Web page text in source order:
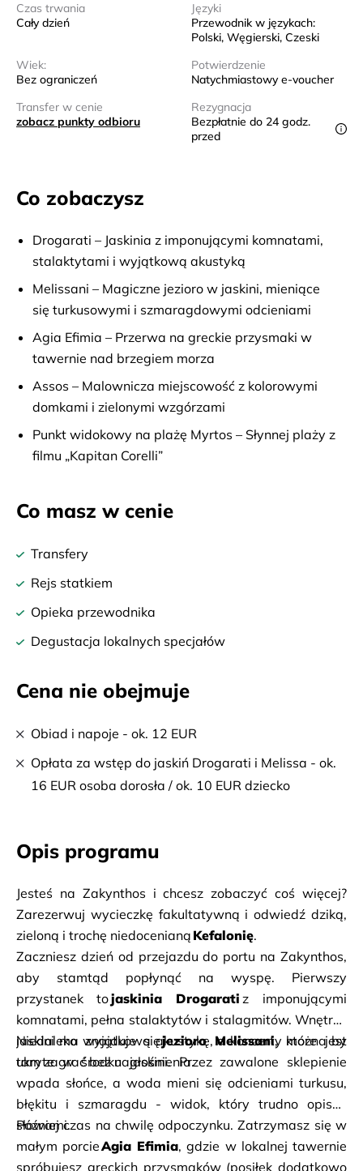
Czas trwania
Cały dzień
Języki
Przewodnik w językach:
Polski, Węgierski, Czeski
Wiek:
Bez ograniczeń
Potwierdzenie
Natychmiastowy e-voucher
Transfer w cenie
zobacz punkty odbioru
Rezygnacja
Bezpłatnie do 24 godz.
przed
Co zobaczysz
Drogarati – Jaskinia z imponującymi komnatami,
stalaktytami i wyjątkową akustyką
Melissani – Magiczne jezioro w jaskini, mieniące
się turkusowymi i szmaragdowymi odcieniami
Agia Efimia – Przerwa na greckie przysmaki w
tawernie nad brzegiem morza
Assos – Malownicza miejscowość z kolorowymi
domkami i zielonymi wzgórzami
Punkt widokowy na plażę Myrtos – Słynnej plaży z
filmu „Kapitan Corelli”
Co masz w cenie
Transfery
Rejs statkiem
Opieka przewodnika
Degustacja lokalnych specjałów
Cena nie obejmuje
Obiad i napoje - ok. 12 EUR
Opłata za wstęp do jaskiń Drogarati i Melissa - ok.
16 EUR osoba dorosła / ok. 10 EUR dziecko
Opis programu
Jesteś na Zakynthos i chcesz zobaczyć coś więcej?
Zarezerwuj wycieczkę fakultatywną i odwiedź dziką,
zieloną i trochę niedocenianą Kefalonię.
Zaczniesz dzień od przejazdu do portu na Zakynthos,
aby stamtąd popłynąć na wyspę. Pierwszy
przystanek to jaskinia Drogarati z imponującymi
komnatami, pełna stalaktytów i stalagmitów. Wnętrze
jaskini ma wyjątkową akustykę, a koncerty można by
tam zagrać bez nagłośnienia.
Niedaleko znajduje się jezioro Melissani, które jest
ukryte w środku jaskini. Przez zawalone sklepienie
wpada słońce, a woda mieni się odcieniami turkusu,
błękitu i szmaragdu - widok, który trudno opisać
słowami.
Później czas na chwilę odpoczynku. Zatrzymasz się w
małym porcie Agia Efimia, gdzie w lokalnej tawernie
spróbujesz greckich przysmaków (posiłek dodatkowo